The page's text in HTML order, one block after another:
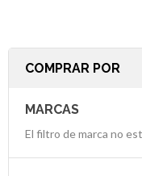
COMPRAR POR
MARCAS
El filtro de marca no